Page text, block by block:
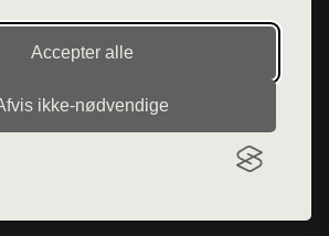
Accepter alle
ikke‑nødvendige
af want.dk, der udgiver en række
af forskellige produkter fra
sælges ikke varer fra denne side - vi
som sælger varen. Vi har heller ikke